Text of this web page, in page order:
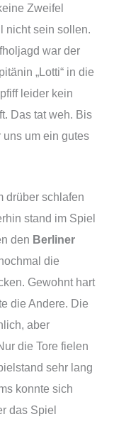
Zweifel
nicht sein sollen.
war der
„Lotti“ in die
leider kein
Das tat weh. Bis
um ein gutes
drüber schlafen
stand im Spiel
den Berliner
die
Gewohnt hart
die Andere. Die
aber
die Tore fielen
sehr lang
konnte sich
das Spiel